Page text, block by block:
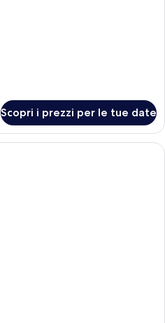
Scopri i prezzi per le tue date